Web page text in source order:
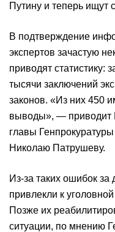
Путину и теперь ищут
В подтверждение
экспертов зачастую
приводят статистику:
тысячи заключений
законов. «Из них 450
выводы», — приводит
главы
Николаю Патрушеву.
Из-за таких ошибок
привлекли к
Позже их
ситуации, по мнению